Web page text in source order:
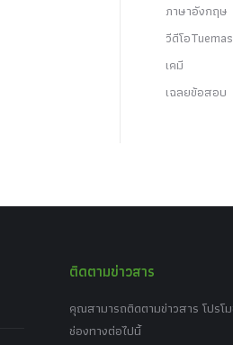
ภาษาอังกฤษ
วีดีโอ
เคมี
เฉลยข้อสอบ
ติดตามข่าวสาร
คุณสามารถติดตามข่าวสาร โปรโ
ช่องทางต่อไปนี้